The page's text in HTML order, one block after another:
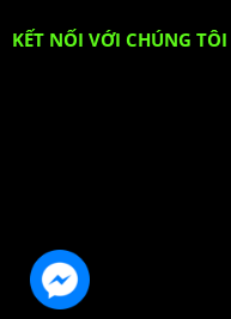
KẾT NỐI VỚI CHÚNG TÔI